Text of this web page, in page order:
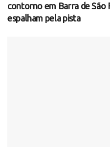
contorno em Barra de São
espalham pela pista